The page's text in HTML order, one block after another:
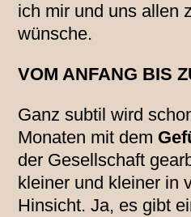
ich mir und uns allen
wünsche.
VOM ANFANG BIS
Ganz subtil wird
Monaten mit dem
der Gesellschaft
kleiner und kleiner in
Hinsicht. Ja, es gibt